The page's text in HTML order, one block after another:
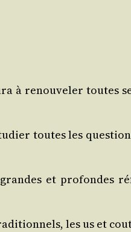
à renou­ve­ler toutes
toutes les
et pro­fondes
les us et